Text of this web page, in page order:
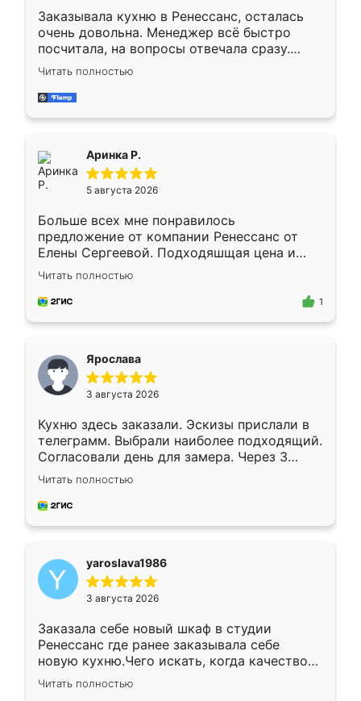
Заказывала кухню в Ренессанс, осталась
очень довольна. Менеджер всё быстро
посчитала, на вопросы отвечала сразу.
Замерщик приехал в субботу, подошёл к
делу со всей ответственностью. Собрали
за день, ребята работали аккуратно, даже
Читать полностью
Аринка Р.
5 августа 2026
Больше всех мне понравилось
предложение от компании Ренессанс от
Елены Сергеевой. Подходяшщая цена и
короткие сроки изготовления. Приехавший
для замера сотрудник Владислав
предложил по моему эскизу самый
Читать полностью
1
Ярослава
3 августа 2026
Кухню здесь заказали. Эскизы прислали в
телеграмм. Выбрали наиболее подходящий.
Согласовали день для замера. Через 3
недели кухня была уже готова. Остались
довольны работой. Спасибо Ренессанс
мебель за качественную работу!
Читать полностью
yaroslava1986
3 августа 2026
Заказала себе новый шкаф в студии
Ренессанс где ранее заказывала себе
новую кухню.Чего искать, когда качеством
вполне довольна. Служит кухня уже почти
два года, нареканий нет.
Читать полностью